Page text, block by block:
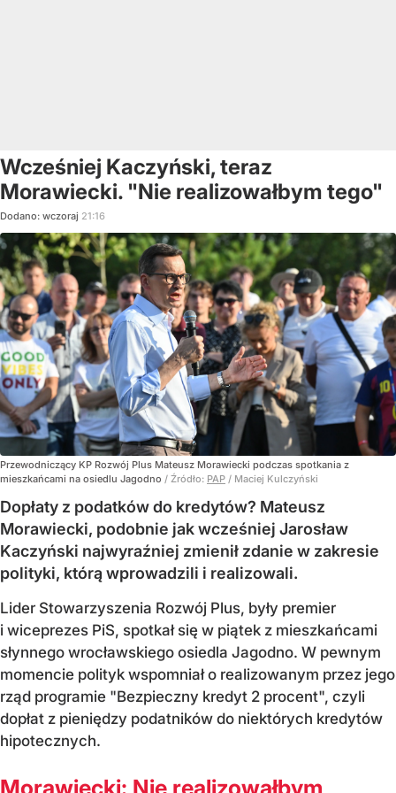
Wcześniej Kaczyński, teraz
Morawiecki. "Nie realizowałbym tego"
Dodano: wczoraj 21:16
Przewodniczący KP Rozwój Plus Mateusz Morawiecki podczas spotkania z
mieszkańcami na osiedlu Jagodno / Źródło: PAP / Maciej Kulczyński
Dopłaty z podatków do kredytów? Mateusz
Morawiecki, podobnie jak wcześniej Jarosław
Kaczyński najwyraźniej zmienił zdanie w zakresie
polityki, którą wprowadzili i realizowali.
Lider Stowarzyszenia Rozwój Plus, były premier
i wiceprezes PiS, spotkał się w piątek z mieszkańcami
słynnego wrocławskiego osiedla Jagodno. W pewnym
momencie polityk wspomniał o realizowanym przez jego
rząd programie "Bezpieczny kredyt 2 procent", czyli
dopłat z pieniędzy podatników do niektórych kredytów
hipotecznych.
Morawiecki: Nie realizowałbym